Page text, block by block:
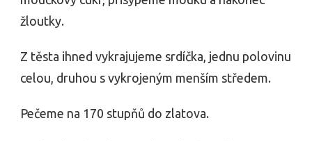
žloutky.
Z těsta ihned vykrajujeme srdíčka, jednu polovinu
celou, druhou s vykrojeným menším středem.
Pečeme na 170 stupňů do zlatova.